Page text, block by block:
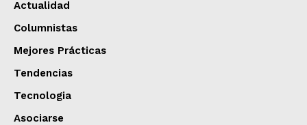
Actualidad
Columnistas
Mejores Prácticas
Tendencias
Tecnologia
Asociarse